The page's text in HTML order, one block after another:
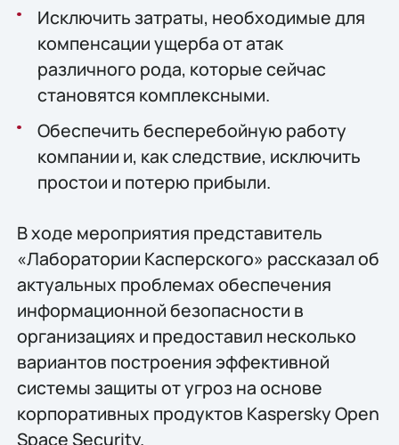
Исключить затраты, необходимые для
компенсации ущерба от атак
различного рода, которые сейчас
становятся комплексными.
Обеспечить бесперебойную работу
компании и, как следствие, исключить
простои и потерю прибыли.
В ходе мероприятия представитель
«Лаборатории Касперского» рассказал об
актуальных проблемах обеспечения
информационной безопасности в
организациях и предоставил несколько
вариантов построения эффективной
системы защиты от угроз на основе
корпоративных продуктов Kaspersky Open
Space Security.